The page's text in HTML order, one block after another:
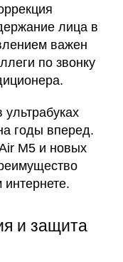
лица в
важен
по звонку
годы вперед.
M5 и новых
интернете.
и защита